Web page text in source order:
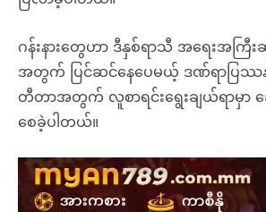
ဂန်းနားတွေဟာ ဒီနှစ်ရာသီ အရေးအကြီ
အတွက် ပြင်ဆင်နေပေမယ့် ဒဏ်ရာပြဿ
တီတာအတွက် လူစာရင်းရွေးချယ်ရာမှာ ခေ
စေခဲ့ပါတယ်။